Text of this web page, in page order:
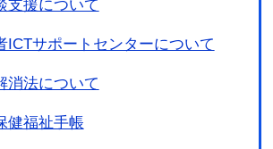
支援について
ICTサポートセンターについて
消法について
健福祉手帳